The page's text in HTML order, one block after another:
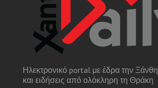
Ηλεκτρονικό portal με έδρα την Ξάνθη
και ειδήσεις από ολόκληρη τη Θράκη